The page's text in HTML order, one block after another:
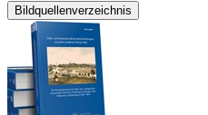
Bildquellenverzeichnis